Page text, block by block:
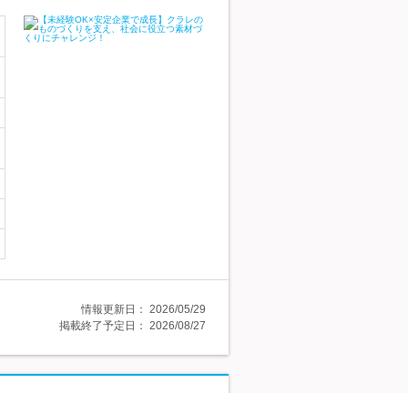
情報更新日： 2026/05/29
掲載終了予定日： 2026/08/27